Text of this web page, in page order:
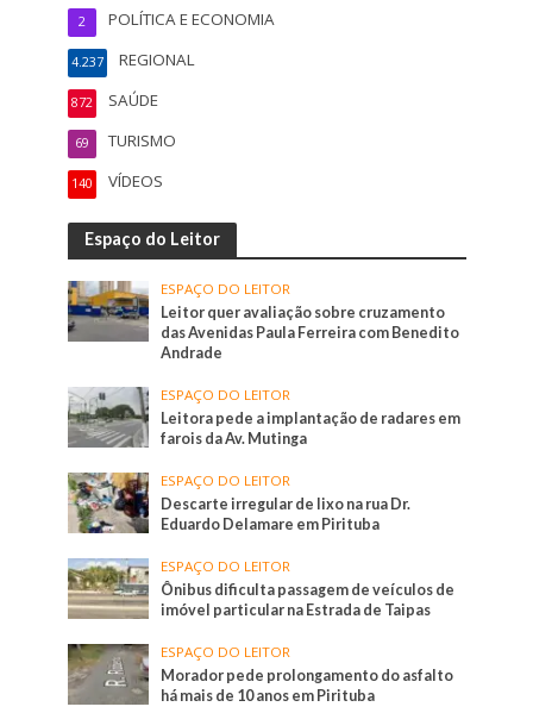
POLÍTICA E ECONOMIA
2
REGIONAL
4.237
SAÚDE
872
TURISMO
69
VÍDEOS
140
Espaço do Leitor
ESPAÇO DO LEITOR
Leitor quer avaliação sobre cruzamento
das Avenidas Paula Ferreira com Benedito
Andrade
ESPAÇO DO LEITOR
Leitora pede a implantação de radares em
farois da Av. Mutinga
ESPAÇO DO LEITOR
Descarte irregular de lixo na rua Dr.
Eduardo Delamare em Pirituba
ESPAÇO DO LEITOR
Ônibus dificulta passagem de veículos de
imóvel particular na Estrada de Taipas
ESPAÇO DO LEITOR
Morador pede prolongamento do asfalto
há mais de 10 anos em Pirituba